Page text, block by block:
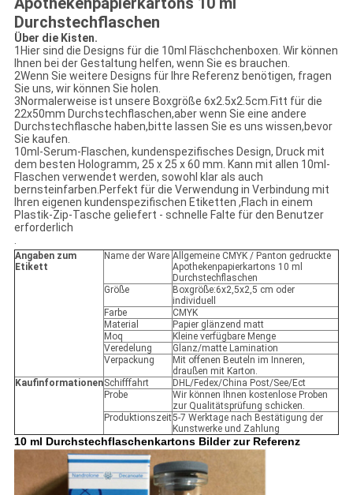
Durchstechflaschen
Über die Kisten.
1Hier sind die Designs für die 10ml Fläschchenboxen. Wir können
Ihnen bei der Gestaltung helfen, wenn Sie es brauchen.
2Wenn Sie weitere Designs für Ihre Referenz benötigen, fragen
Sie uns, wir können Sie holen.
3Normalerweise ist unsere Boxgröße 6x2.5x2.5cm.Fitt für die
22x50mm Durchstechflaschen,aber wenn Sie eine andere
Durchstechflasche haben,bitte lassen Sie es uns wissen,bevor
Sie kaufen.
10ml-Serum-Flaschen, kundenspezifisches Design, Druck mit
dem besten Hologramm, 25 x 25 x 60 mm. Kann mit allen 10ml-
Flaschen verwendet werden, sowohl klar als auch
bernsteinfarben.Perfekt für die Verwendung in Verbindung mit
Ihren eigenen kundenspezifischen Etiketten ,Flach in einem
Plastik-Zip-Tasche geliefert - schnelle Falte für den Benutzer
erforderlich
.
Angaben zum
Etikett
Name der Ware Allgemeine CMYK / Panton gedruckte
Apothekenpapierkartons 10 ml
Durchstechflaschen
Größe
Boxgröße:6x2,5x2,5 cm oder
individuell
Farbe
CMYK
Material
Papier glänzend matt
Moq
Kleine verfügbare Menge
Veredelung
Glanz/matte Lamination
Verpackung
Mit offenen Beuteln im Inneren,
draußen mit Karton.
KaufinformationenSchifffahrt
DHL/Fedex/China Post/See/Ect
Probe
Wir können Ihnen kostenlose Proben
zur Qualitätsprüfung schicken.
Produktionszeit5-7 Werktage nach Bestätigung der
Kunstwerke und Zahlung
10 ml Durchstechflaschenkartons Bilder zur Referenz